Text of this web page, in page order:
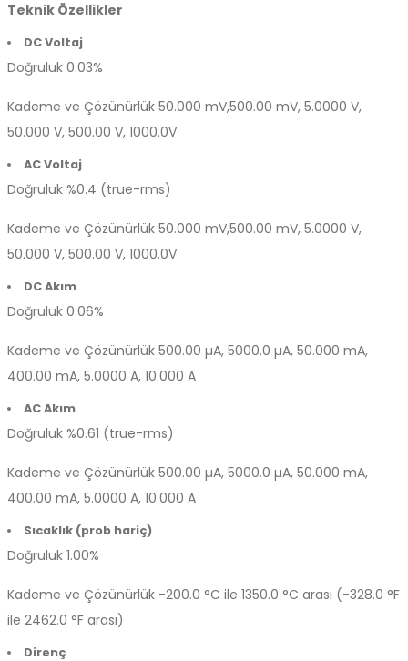
Teknik Özellikler
DC Voltaj
Doğruluk 0.03%
Kademe ve Çözünürlük 50.000 mV,500.00 mV, 5.0000 V,
50.000 V, 500.00 V, 1000.0V
AC Voltaj
Doğruluk %0.4 (true-rms)
Kademe ve Çözünürlük 50.000 mV,500.00 mV, 5.0000 V,
50.000 V, 500.00 V, 1000.0V
DC Akım
Doğruluk 0.06%
Kademe ve Çözünürlük 500.00 µA, 5000.0 µA, 50.000 mA,
400.00 mA, 5.0000 A, 10.000 A
AC Akım
Doğruluk %0.61 (true-rms)
Kademe ve Çözünürlük 500.00 µA, 5000.0 µA, 50.000 mA,
400.00 mA, 5.0000 A, 10.000 A
Sıcaklık (prob hariç)
Doğruluk 1.00%
Kademe ve Çözünürlük -200.0 °C ile 1350.0 °C arası (-328.0 °F
ile 2462.0 °F arası)
Direnç